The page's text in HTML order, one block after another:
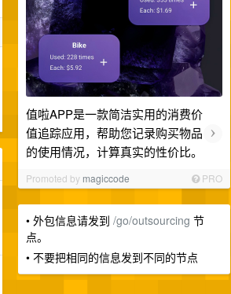
值啦APP是一款简洁实用的消费价
值追踪应用，帮助您记录购买物品
的使用情况，计算真实的性价比。
›
Promoted by magiccode PRO
• 外包信息请发到 /go/outsourcing 节
点。
• 不要把相同的信息发到不同的节点